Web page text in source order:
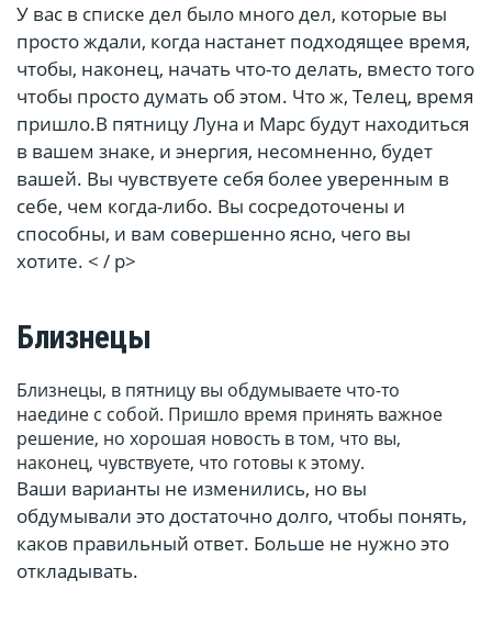
У вас в списке дел было много дел, которые вы
просто ждали, когда настанет подходящее время,
чтобы, наконец, начать что-то делать, вместо того
чтобы просто думать об этом. Что ж, Телец, время
пришло.В пятницу Луна и Марс будут находиться
в вашем знаке, и энергия, несомненно, будет
вашей. Вы чувствуете себя более уверенным в
себе, чем когда-либо. Вы сосредоточены и
способны, и вам совершенно ясно, чего вы
хотите. < / p>
Близнецы
Близнецы, в пятницу вы обдумываете что-то
наедине с собой. Пришло время принять важное
решение, но хорошая новость в том, что вы,
наконец, чувствуете, что готовы к этому.
Ваши варианты не изменились, но вы
обдумывали это достаточно долго, чтобы понять,
каков правильный ответ. Больше не нужно это
откладывать.